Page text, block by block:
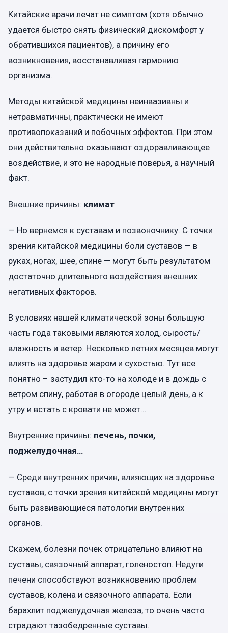
Китайские врачи лечат не симптом (хотя обычно
удается быстро снять физический дискомфорт у
обратившихся пациентов), а причину его
возникновения, восстанавливая гармонию
организма.
Методы китайской медицины неинвазивны и
нетравматичны, практически не имеют
противопоказаний и побочных эффектов. При этом
они действительно оказывают оздоравливающее
воздействие, и это не народные поверья, а научный
факт.
Внешние причины: климат
— Но вернемся к суставам и позвоночнику. С точки
зрения китайской медицины боли суставов — в
руках, ногах, шее, спине — могут быть результатом
достаточно длительного воздействия внешних
негативных факторов.
В условиях нашей климатической зоны большую
часть года таковыми являются холод, сырость/
влажность и ветер. Несколько летних месяцев могут
влиять на здоровье жаром и сухостью. Тут все
понятно – застудил кто-то на холоде и в дождь с
ветром спину, работая в огороде целый день, а к
утру и встать с кровати не может…
Внутренние причины: печень, почки,
поджелудочная…
— Среди внутренних причин, влияющих на здоровье
суставов, с точки зрения китайской медицины могут
быть развивающиеся патологии внутренних
органов.
Скажем, болезни почек отрицательно влияют на
суставы, связочный аппарат, голеностоп. Недуги
печени способствуют возникновению проблем
суставов, колена и связочного аппарата. Если
барахлит поджелудочная железа, то очень часто
страдают тазобедренные суставы.